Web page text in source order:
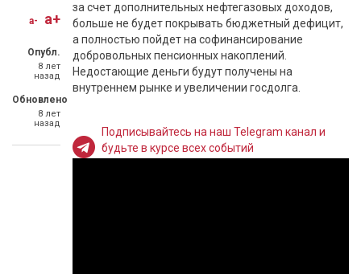
a- a+
Опубл.
8 лет
назад
Обновлено
8 лет
назад
за счет дополнительных нефтегазовых доходов,
больше не будет покрывать бюджетный дефицит,
а полностью пойдет на софинансирование
добровольных пенсионных накоплений.
Недостающие деньги будут получены на
внутреннем рынке и увеличении госдолга.
Подписывайтесь на наш Telegram канал и
будьте в курсе всех событий